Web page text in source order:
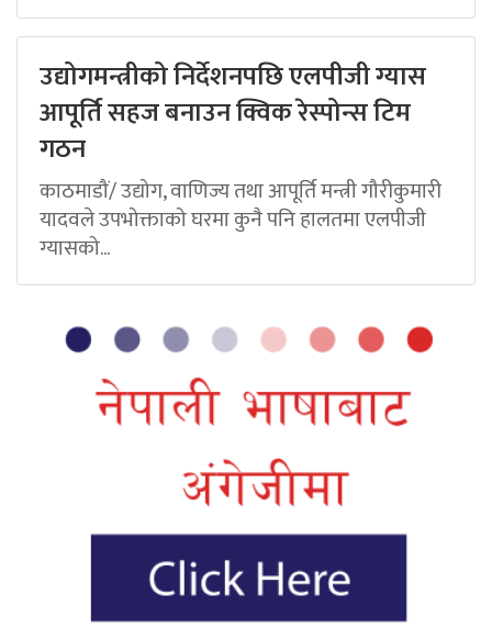
उद्योगमन्त्रीको निर्देशनपछि एलपीजी ग्यास
आपूर्ति सहज बनाउन क्विक रेस्पोन्स टिम
गठन
काठमाडौं/ उद्योग, वाणिज्य तथा आपूर्ति मन्त्री गौरीकुमारी
यादवले उपभोक्ताको घरमा कुनै पनि हालतमा एलपीजी
ग्यासको...